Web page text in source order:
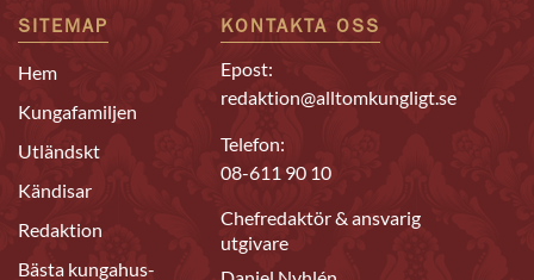
SITEMAP
Hem
Kungafamiljen
Utländskt
Kändisar
Redaktion
Bästa kungahus-
KONTAKTA OSS
Epost:
redaktion@alltomkungligt.se
Telefon:
08-611 90 10
Chefredaktör & ansvarig
utgivare